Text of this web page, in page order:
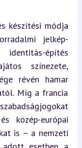
készítési módja
jelkép-
építés
színezete,
révén hamar
Míg a francia
közép-európai
is – a nemzeti